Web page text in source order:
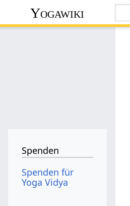
Yogawiki
Spenden
Spenden für
Yoga Vidya